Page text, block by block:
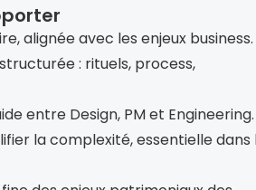
alignée avec les enjeux business.
: rituels, process,
entre Design, PM et Engineering.
la complexité, essentielle dans